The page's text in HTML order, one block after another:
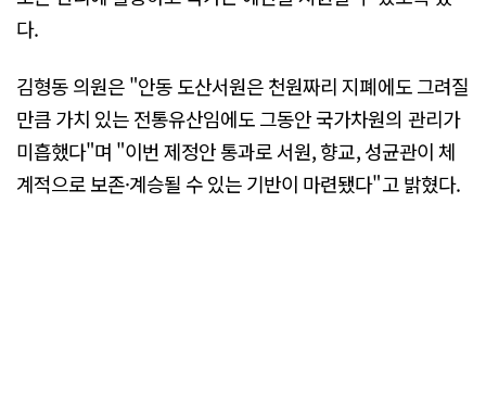
다.
김형동 의원은 "안동 도산서원은 천원짜리 지폐에도 그려질
만큼 가치 있는 전통유산임에도 그동안 국가차원의 관리가
미흡했다"며 "이번 제정안 통과로 서원, 향교, 성균관이 체
계적으로 보존·계승될 수 있는 기반이 마련됐다"고 밝혔다.